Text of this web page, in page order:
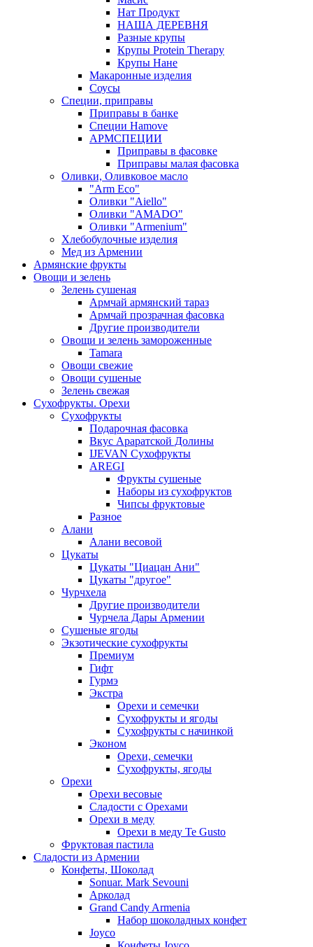
Нат Продукт
НАША ДЕРЕВНЯ
Разные крупы
Крупы Protein Therapy
Крупы Нане
Макаронные изделия
Соусы
Специи, приправы
Приправы в банке
Специи Hamove
АРМСПЕЦИИ
Приправы в фасовке
Приправы малая фасовка
Оливки, Оливковое масло
"Arm Eco"
Оливки "Aiello"
Оливки "AMADO"
Оливки "Armenium"
Хлебобулочные изделия
Мед из Армении
Армянские фрукты
Овощи и зелень
Зелень сушеная
Армчай армянский тараз
Армчай прозрачная фасовка
Другие производители
Овощи и зелень замороженные
Tamara
Овощи свежие
Овощи сушеные
Зелень свежая
Сухофрукты. Орехи
Сухофрукты
Подарочная фасовка
Вкус Араратской Долины
IJEVAN Сухофрукты
AREGI
Фрукты сушеные
Наборы из сухофруктов
Чипсы фруктовые
Разное
Алани
Алани весовой
Цукаты
Цукаты "Циацан Ани"
Цукаты "другое"
Чурчхела
Другие производители
Чурчела Дары Армении
Сушеные ягоды
Экзотические сухофрукты
Премиум
Гифт
Гурмэ
Экстра
Орехи и семечки
Сухофрукты и ягоды
Сухофрукты с начинкой
Эконом
Орехи, семечки
Сухофрукты, ягоды
Орехи
Орехи весовые
Сладости с Орехами
Орехи в меду
Орехи в меду Te Gusto
Фруктовая пастила
Сладости из Армении
Конфеты, Шоколад
Sonuar. Mark Sevouni
Арколад
Grand Candy Armenia
Набор шоколадных конфет
Joyco